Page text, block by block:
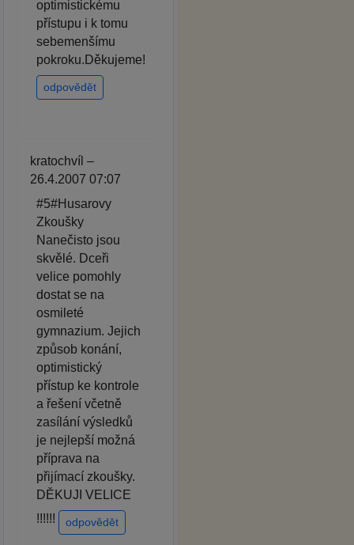
optimistickému
přístupu i k tomu
sebemenšímu
pokroku.Děkujeme!
odpovědět
kratochvíl –
26.4.2007 07:07
#5#Husarovy
Zkoušky
Nanečisto jsou
skvělé. Dceři
velice pomohly
dostat se na
osmileté
gymnazium. Jejich
způsob konání,
optimistický
přístup ke kontrole
a řešení včetně
zasílání výsledků
je nejlepší možná
příprava na
přijímací zkoušky.
DĚKUJI VELICE
!!!!!!
odpovědět